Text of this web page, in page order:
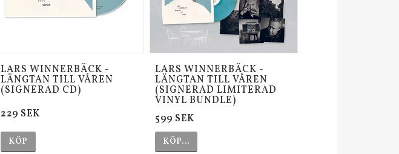
LARS WINNERBÄCK -
LÄNGTAN TILL VÅREN
(SIGNERAD CD)
229 SEK
KÖP
LARS WINNERBÄCK -
LÄNGTAN TILL VÅREN
(SIGNERAD LIMITERAD
VINYL BUNDLE)
599 SEK
KÖP…